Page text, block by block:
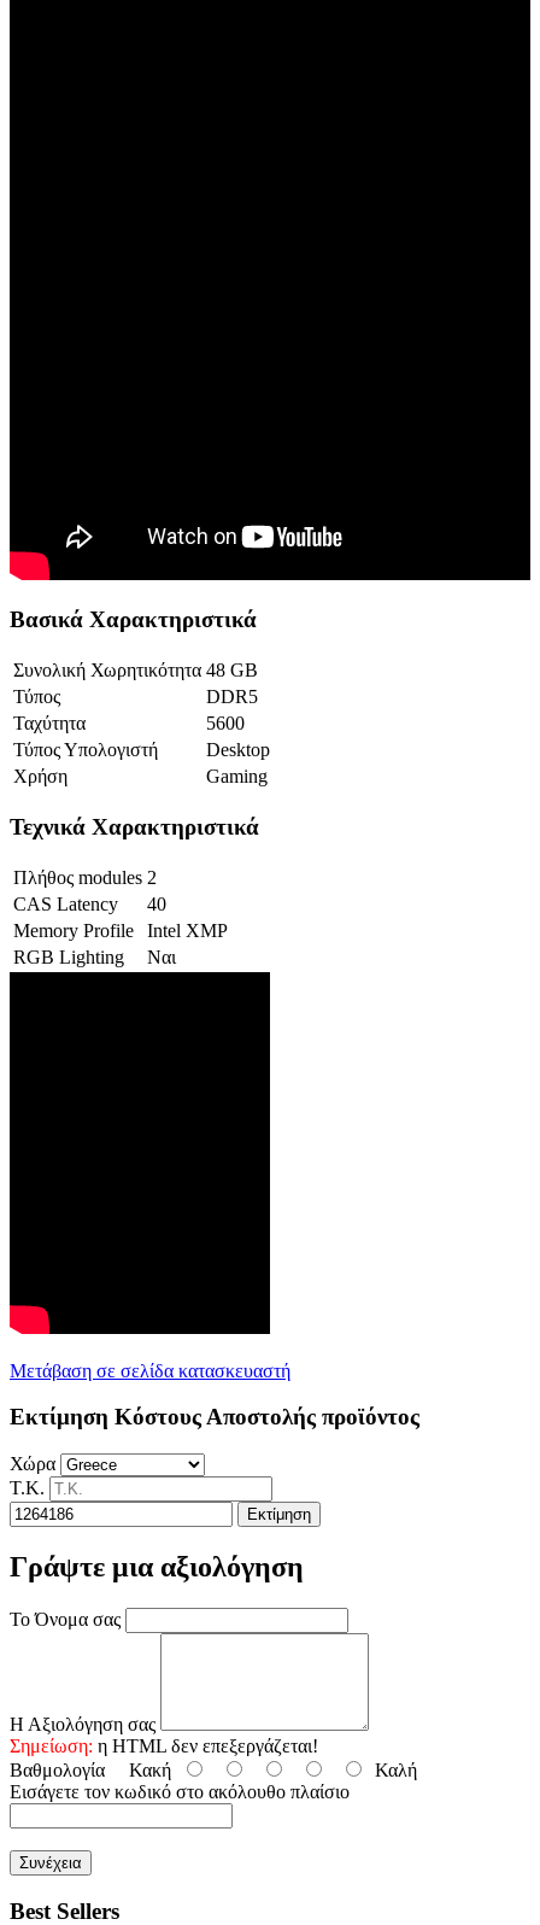
Βασικά Χαρακτηριστικά
Συνολική Χωρητικότητα 48 GB
Τύπος
DDR5
Ταχύτητα
5600
Τύπος Υπολογιστή
Desktop
Χρήση
Gaming
Τεχνικά Χαρακτηριστικά
Πλήθος modules 2
CAS Latency
40
Memory Profile
Intel XMP
RGB Lighting
Ναι
Μετάβαση σε σελίδα κατασκευαστή
Εκτίμηση Κόστους Αποστολής προϊόντος
Χώρα
Τ.Κ.
Εκτίμηση
Γράψτε μια αξιολόγηση
Το Όνομα σας
Η Αξιολόγηση σας
Σημείωση: η HTML δεν επεξεργάζεται!
Βαθμολογία Κακή
Καλή
Εισάγετε τον κωδικό στο ακόλουθο πλαίσιο
Συνέχεια
Best Sellers